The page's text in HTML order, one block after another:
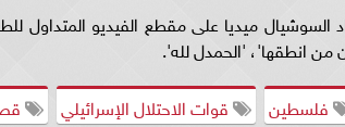
السوشيال ميديا على مقطع الفيديو المتداول
من انطقها'، 'الحمدل لله'.
فلسطين قوات الاحتلال الإسرائيلي